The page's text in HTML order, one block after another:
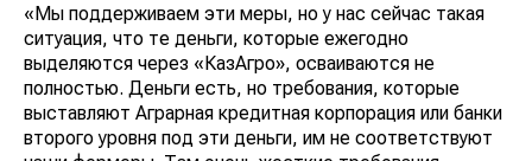
«Мы поддерживаем эти меры, но у нас сейчас такая
ситуация, что те деньги, которые ежегодно
выделяются через «КазАгро», осваиваются не
полностью. Деньги есть, но требования, которые
выставляют Аграрная кредитная корпорация или банки
второго уровня под эти деньги, им не соответствуют